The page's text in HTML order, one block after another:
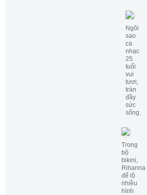
Ngôi
sao
ca
nhạc
25
tuổi
vui
tươi,
tràn
đầy
sức
sống.
Trong
bộ
bikini,
Rihanna
để lộ
nhiều
hình